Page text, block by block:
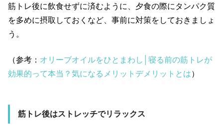
筋トレ後に飲食せずに済むように、夕食の際にタンパク質
を多めに摂取しておくなど、事前に対策をしておきましょ
う。
（参考： オリーブオイルをひとまわし│寝る前の筋トレが
効果的って本当？気になるメリットデメリットとは）
筋トレ後はストレッチでリラックス